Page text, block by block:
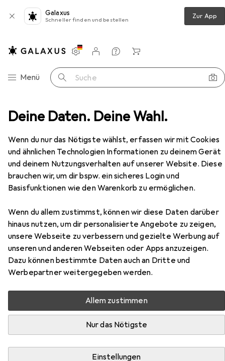
Deine Daten. Deine Wahl.
Wenn du nur das Nötigste wählst, erfassen wir mit Cookies
und ähnlichen Technologien Informationen zu deinem Gerät
und deinem Nutzungsverhalten auf unserer Website. Diese
brauchen wir, um dir bspw. ein sicheres Login und
Basisfunktionen wie den Warenkorb zu ermöglichen.
Wenn du allem zustimmst, können wir diese Daten darüber
hinaus nutzen, um dir personalisierte Angebote zu zeigen,
unsere Webseite zu verbessern und gezielte Werbung auf
unseren und anderen Webseiten oder Apps anzuzeigen.
Dazu können bestimmte Daten auch an Dritte und
Werbepartner weitergegeben werden.
Allem zustimmen
Nur das Nötigste
Einstellungen
Galaxus
Schneller finden und bestellen Zur App
Navigation nach Kategorien
Menü Suche
Einstellungen
Kundenkonto
Vergleichslisten
Merklisten
Warenkorb
Steckdosenleiste InLine Steckdosenleiste
EUR
14,07 bei 2 Stück
InLine Steckdosenleiste
4x, CEE 7/3, 3 m
Zubehör für InLine
Steckdosenleiste
Hier findest du passendes Zubehör zum Produkt InLine
Steckdosenleiste aus der Kategorie Steckdosenleiste.
Produktliste